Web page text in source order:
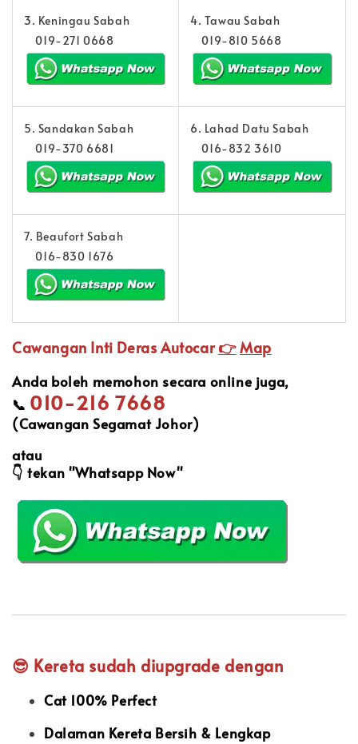
3. Keningau Sabah
019-271 0668
4. Tawau Sabah
019-810 5668
5. Sandakan Sabah
019-370 6681
6. Lahad Datu Sabah
016-832 3610
7. Beaufort Sabah
016-830 1676
Cawangan Inti Deras Autocar👉Map
Anda boleh memohon secara online juga,
📞 010-216 7668
(Cawangan Segamat Johor)
atau
👇 tekan "Whatsapp Now"
😎 Kereta sudah diupgrade dengan
Cat 100% Perfect
Dalaman Kereta Bersih & Lengkap